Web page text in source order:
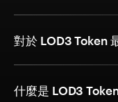
對於 LOD3 Token
什麼是 LOD3